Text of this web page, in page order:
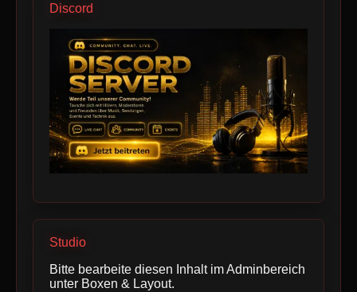
Discord
Studio
Bitte bearbeite diesen Inhalt im Adminbereich
unter Boxen & Layout.